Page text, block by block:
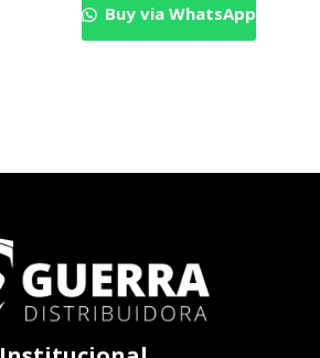
Buy via WhatsApp